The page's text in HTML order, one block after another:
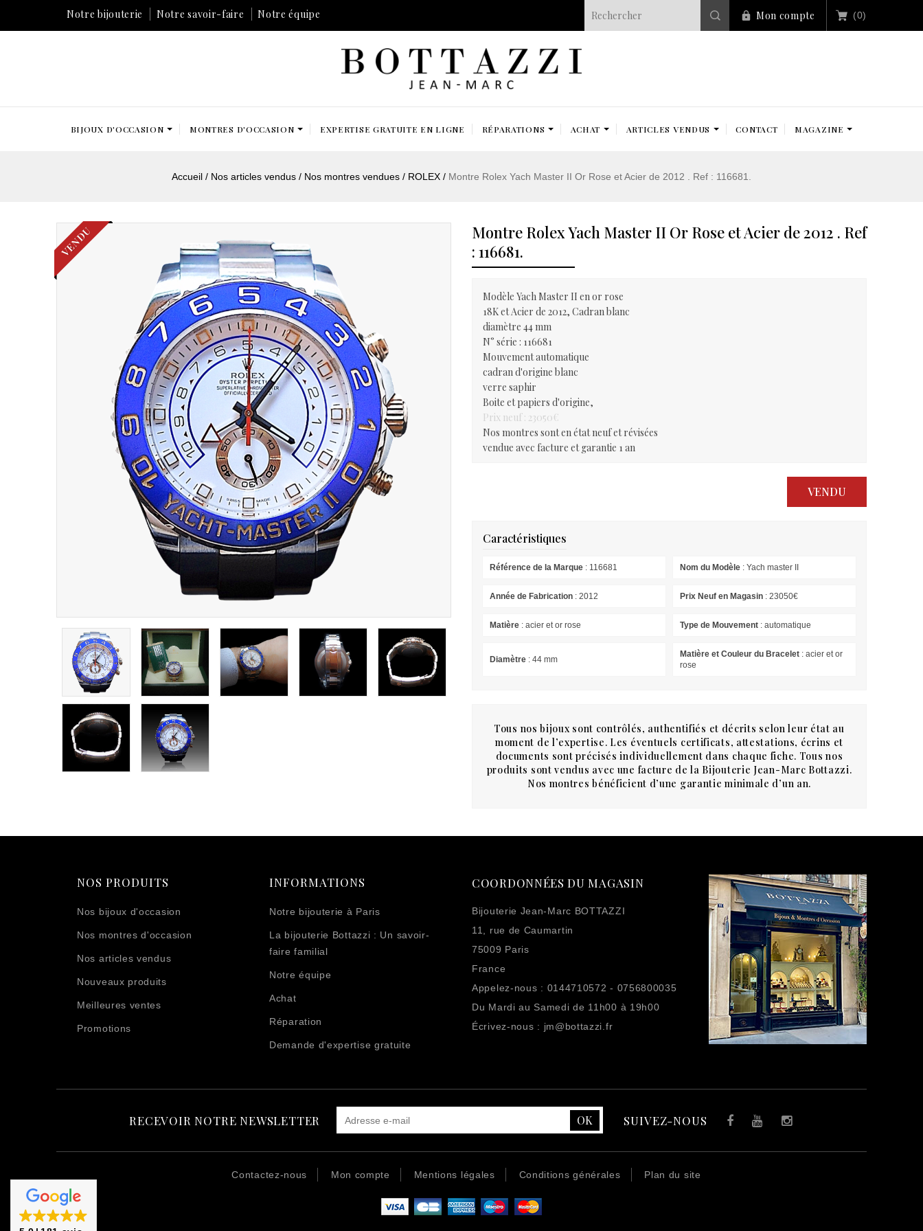
Notre bijouterie Notre savoir-faire Notre équipe Mon compte (0)
BIJOUX D'OCCASION MONTRES D'OCCASION EXPERTISE GRATUITE EN LIGNE RÉPARATIONS ACHAT ARTICLES VENDUS CONTACT MAGAZINE
Accueil Nos articles vendus Nos montres vendues ROLEX Montre Rolex Yach Master II Or Rose et Acier de 2012 . Ref : 116681.
VENDU
Montre Rolex Yach Master II Or Rose et Acier de 2012 . Ref
: 116681.
Modèle Yach Master II en or rose
18K et Acier de 2012, Cadran blanc
diamètre 44 mm
N° série : 116681
Mouvement automatique
cadran d'origine blanc
verre saphir
Boite et papiers d'origine,
Prix neuf : 23050€
Nos montres sont en état neuf et révisées
vendue avec facture et garantie 1 an
VENDU
Caractéristiques
Référence de la Marque : 116681 Nom du Modèle : Yach master II
Année de Fabrication : 2012 Prix Neuf en Magasin: 23050€
Matière : acier et or rose Type de Mouvement: automatique
Diamètre : 44 mm
Matière et Couleur du Bracelet: acier et or
rose
Tous nos bijoux sont contrôlés, authentifiés et décrits selon leur état au
moment de l’expertise. Les éventuels certificats, attestations, écrins et
documents sont précisés individuellement dans chaque fiche. Tous nos
produits sont vendus avec une facture de la Bijouterie Jean-Marc Bottazzi.
Nos montres bénéficient d’une garantie minimale d’un an.
NOS PRODUITS
Nos bijoux d'occasion
Nos montres d'occasion
Nos articles vendus
Nouveaux produits
Meilleures ventes
Promotions
INFORMATIONS
Notre bijouterie à Paris
La bijouterie Bottazzi : Un savoir-
faire familial
Notre équipe
Achat
Réparation
Demande d'expertise gratuite
COORDONNÉES DU MAGASIN
Bijouterie Jean-Marc BOTTAZZI
11, rue de Caumartin
75009 Paris
France
Appelez-nous : 0144710572 - 0756800035
Du Mardi au Samedi de 11h00 à 19h00
Écrivez-nous : jm@bottazzi.fr
RECEVOIR NOTRE NEWSLETTER SUIVEZ-NOUS FacebookYouTubeInstagram
Contactez-nous Mon compte Mentions légales Conditions générales Plan du site